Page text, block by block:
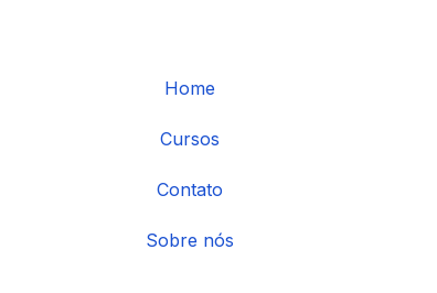
Home
Cursos
Contato
Sobre nós